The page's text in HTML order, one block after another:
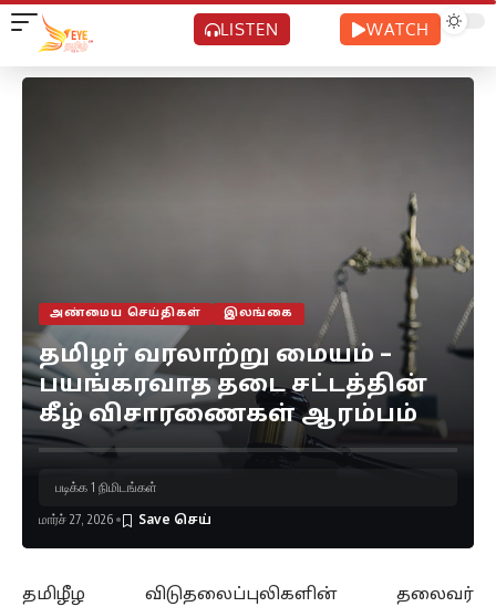
LISTEN WATCH
அண்மைய செய்திகள் இலங்கை
தமிழர் வரலாற்று மையம் –
பயங்கரவாத தடை சட்டத்தின்
கீழ் விசாரணைகள் ஆரம்பம்
மார்ச் 27, 2026
படிக்க 1 நிமிடங்கள்
தமிழீழ விடுதலைப்புலிகளின் தலைவர்